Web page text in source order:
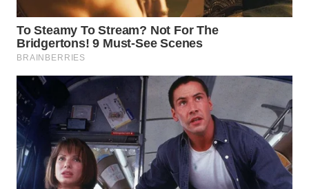
DEPOK
WN
UTARA
WN
SAMOSIR
WN
PADANG